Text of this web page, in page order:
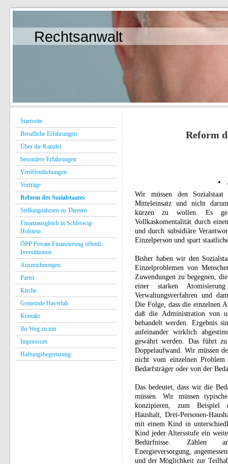
Rechtsanwalt
Startseite
Berufliche Erfahrungen
Über die Kanzlei
besondere Erfahrungen
Veröffentlichungen
Vorträge
Reform des Sozialstaates
Stellungnahmen zu Themen
Finanzausgleich in Schleswig-
Holstein
ÖPP Private Finanzierung öffentl.
Investitionen
Auszeichnungen
Partei
Kirche
Gemeinde Haverlah
Kontakt
Ihr Weg zu mir
Impressum
Haftungsbegrenzung
Reform des
Wir müssen den
Mitteleinsatz und nicht
kürzen zu wollen. Es
Vollkaskomentalität durch
und durch subsidiäre
Einzelperson und spart
Bisher haben wir den
Einzelproblemen von
Zuwendungen zu begegnen,
einer starken
Verwaltungsverfahren und
Die Folge, dass die einzelnen
daß die Administration von
behandelt werden. Ergebnis
aufeinander wirklich
gewährt werden. Das führt
Doppelaufwand. Wir müssen
nicht vom einzelnen
Bedarfsträger oder von der
Das bedeutet, dass wir die
müssen. Wir müssen
konzipieren, zum Beispiel
Haushalt, Drei-Personen-
mit einem Kind in
Kind jeder Altersstufe ein
Bedürfnisse. Zählen
Energieversorgung,
und der Möglichkeit zur